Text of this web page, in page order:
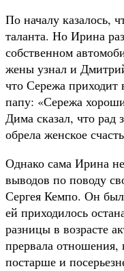
По началу казалось,
таланта. Но Ирина
собственном
жены узнал и
что Сережа приходит
папу: «Сережа
Дима сказал, что
обрела женское
Однако сама Ирина
выводов по поводу
Сергея Кемпо. Он
ей приходилось
разницы в возрасте
прервала
постарше и